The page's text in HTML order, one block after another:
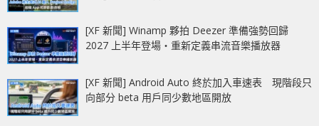
[XF 新聞] Winamp 夥拍 Deezer 準備強勢回歸
2027 上半年登場‧重新定義串流音樂播放器
[XF 新聞] Android Auto 終於加入車速表 現階段只
向部分 beta 用戶同少數地區開放